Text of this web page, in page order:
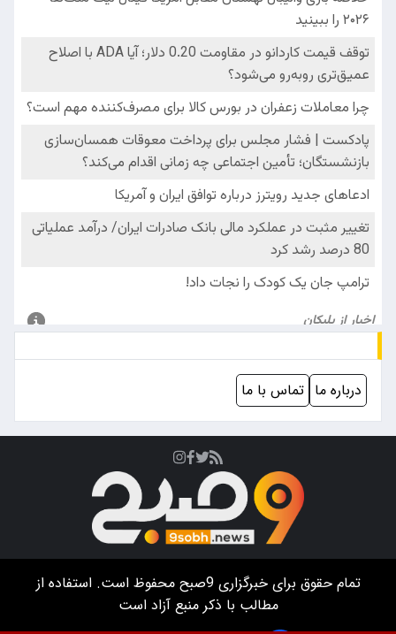
درباره ما تماس با ما
تمام حقوق برای خبرگزاری9صبح
محفوظ است. استفاده از
مطالب با ذکر منبع آزاد است